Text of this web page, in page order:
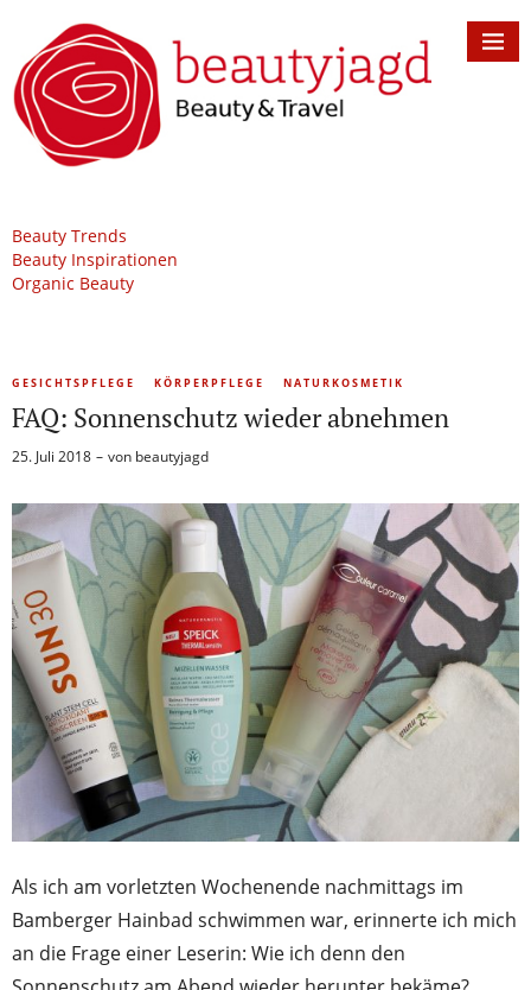
Beauty Trends
Beauty Inspirationen
Organic Beauty
GESICHTSPFLEGE KÖRPERPFLEGE NATURKOSMETIK
FAQ: Sonnenschutz wieder abnehmen
25. Juli 2018 von beautyjagd
Als ich am vorletzten Wochenende nachmittags im
Bamberger Hainbad schwimmen war, erinnerte ich mich
an die Frage einer Leserin: Wie ich denn den